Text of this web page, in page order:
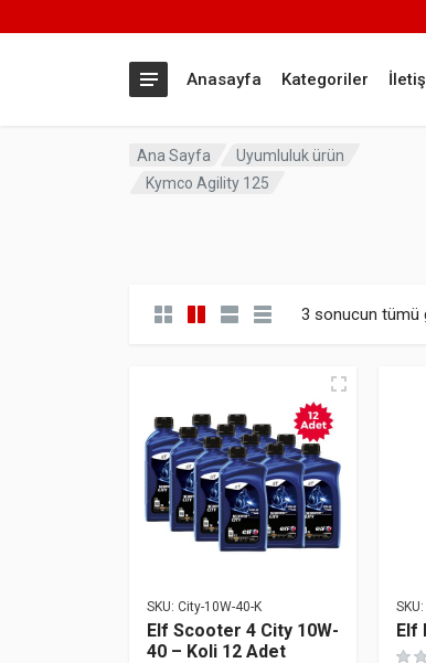
Anasayfa Kategoriler
Ana Sayfa
Uyumluluk ürün
Kymco Agility 125
3 sonucun tümü
SKU: City-10W-40-K
Elf Scooter 4 City 10W-
40 – Koli 12 Adet
SKU:
Elf